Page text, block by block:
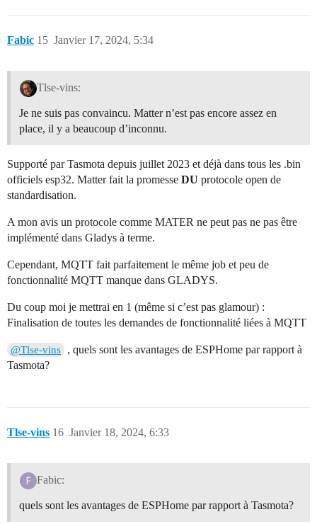
Fabic Janvier 17, 2024, 5:34
15
Tlse-vins:
Je ne suis pas convaincu. Matter n’est pas encore assez en
place, il y a beaucoup d’inconnu.
Supporté par Tasmota depuis juillet 2023 et déjà dans tous les .bin
officiels esp32. Matter fait la promesse DU protocole open de
standardisation.
A mon avis un protocole comme MATER ne peut pas ne pas être
implémenté dans Gladys à terme.
Cependant, MQTT fait parfaitement le même job et peu de
fonctionnalité MQTT manque dans GLADYS.
Du coup moi je mettrai en 1 (même si c’est pas glamour) :
Finalisation de toutes les demandes de fonctionnalité liées à MQTT
@Tlse-vins
, quels sont les avantages de ESPHome par rapport à
Tasmota?
Tlse-vins Janvier 18, 2024, 6:33
16
Fabic:
quels sont les avantages de ESPHome par rapport à Tasmota?